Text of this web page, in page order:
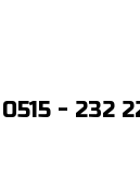
0515 - 232